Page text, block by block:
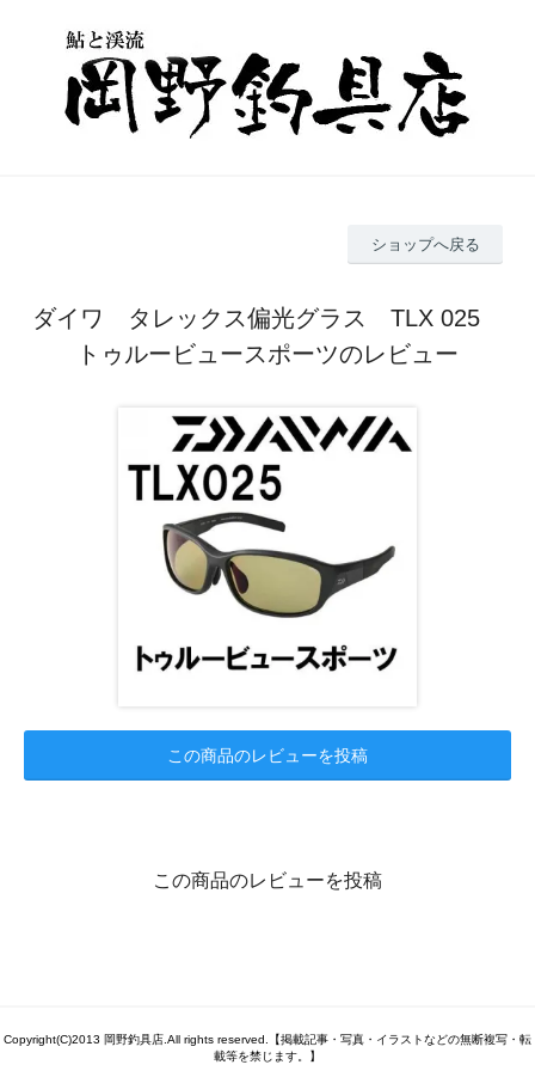
ショップへ戻る
ダイワ タレックス偏光グラス TLX 025
トゥルービュースポーツのレビュー
この商品のレビューを投稿
この商品のレビューを投稿
Copyright(C)2013 岡野釣具店.All rights reserved.【掲載記事・写真・イラストなどの無断複写・転
載等を禁じます。】